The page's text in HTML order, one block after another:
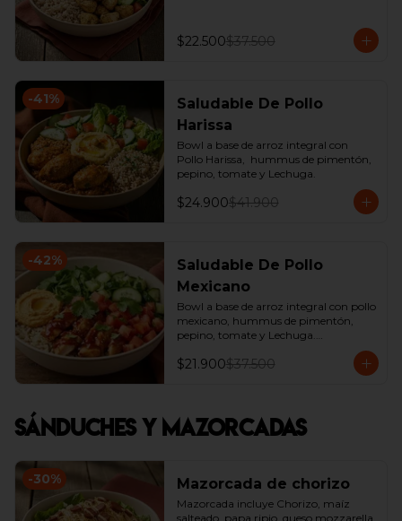
$22.500$37.500
-41%
Saludable De Pollo
Harissa
Bowl a base de arroz integral con
Pollo Harissa,  hummus de pimentón,
pepino, tomate y Lechuga.
$24.900$41.900
-42%
Saludable De Pollo
Mexicano
Bowl a base de arroz integral con pollo
mexicano, hummus de pimentón,
pepino, tomate y Lechuga.
$21.900$37.500
Sánduches y Mazorcadas
-30% Mazorcada de chorizo
Mazorcada incluye Chorizo, maíz
salteado, papa ripio, queso mozzarella,